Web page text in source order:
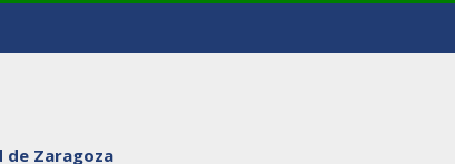
de Zaragoza